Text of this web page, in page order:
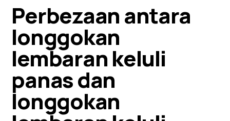
Perbezaan antara
longgokan
lembaran keluli
panas dan
longgokan